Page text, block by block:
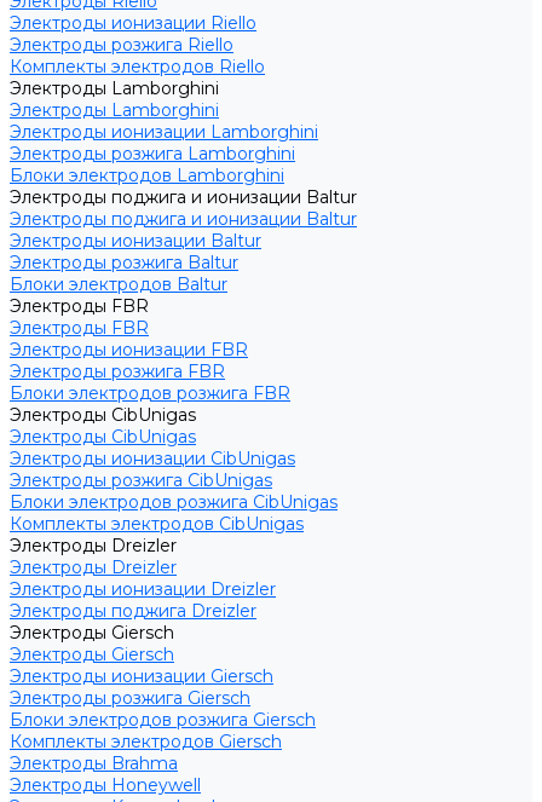
Электроды ионизации Riello
Электроды розжига Riello
Комплекты электродов Riello
Электроды Lamborghini
Электроды Lamborghini
Электроды ионизации Lamborghini
Электроды розжига Lamborghini
Блоки электродов Lamborghini
Электроды поджига и ионизации Baltur
Электроды поджига и ионизации Baltur
Электроды ионизации Baltur
Электроды розжига Baltur
Блоки электродов Baltur
Электроды FBR
Электроды FBR
Электроды ионизации FBR
Электроды розжига FBR
Блоки электродов розжига FBR
Электроды CibUnigas
Электроды CibUnigas
Электроды ионизации CibUnigas
Электроды розжига CibUnigas
Блоки электродов розжига CibUnigas
Комплекты электродов CibUnigas
Электроды Dreizler
Электроды Dreizler
Электроды ионизации Dreizler
Электроды поджига Dreizler
Электроды Giersch
Электроды Giersch
Электроды ионизации Giersch
Электроды розжига Giersch
Блоки электродов розжига Giersch
Комплекты электродов Giersch
Электроды Brahma
Электроды Honeywell